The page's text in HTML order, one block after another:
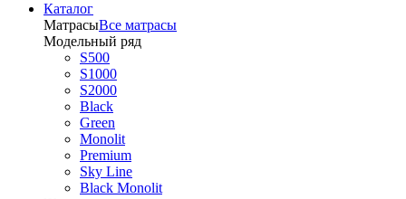
Каталог
МатрасыВсе матрасы
Модельный ряд
S500
S1000
S2000
Black
Green
Monolit
Premium
Sky Line
Black Monolit